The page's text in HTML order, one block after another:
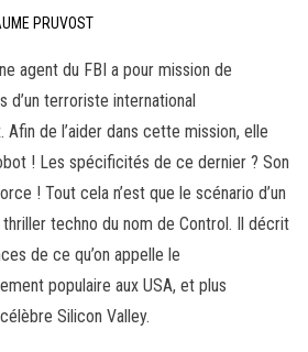
i
o
n
PRUVOST
agent du FBI a pour mission de
d’un terroriste international
de l’aider dans cette mission, elle
! Les spécificités de ce dernier ? Son
! Tout cela n’est que le scénario d’un
techno du nom de Control. Il décrit
de ce qu’on appelle le
populaire aux USA, et plus
Silicon Valley.